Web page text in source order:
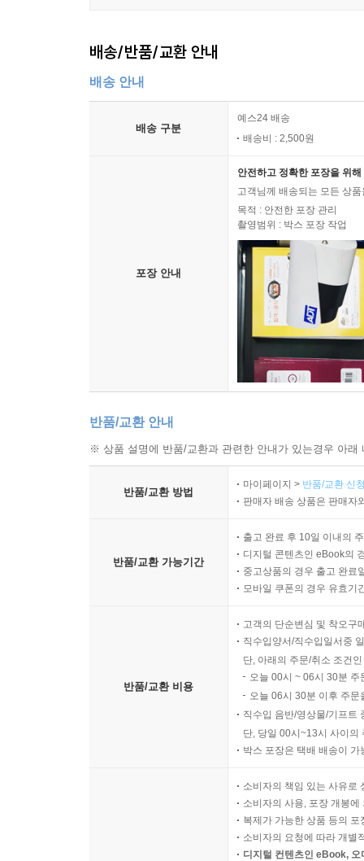
배송/반품/교환 안내
배송 안내
배송 구분
예스24 배송
배송비 : 2,500원
포장 안내
안전하고 정확한 포장을 위
고객님께 배송되는 모든 상
목적 : 안전한 포장 관리
촬영범위 : 박스 포장 작업
반품/교환 안내
※ 상품 설명에 반품/교환과 관련한 안내가 있는경우 아
반품/교환 방법
마이페이지 > 반품/교환 신
판매자 배송 상품은 판매자
반품/교환 가능기간
출고 완료 후 10일 이내의
디지털 콘텐츠인 eBook의
중고상품의 경우 출고 완료
모바일 쿠폰의 경우 유효기
반품/교환 비용
고객의 단순변심 및 착오구
직수입양서/직수입일서중
단, 아래의 주문/취소 조건
오늘 00시 ~ 06시 30분
오늘 06시 30분 이후 주
직수입 음반/영상물/기프트
단, 당일 00시~13시 사이의
박스 포장은 택배 배송이
소비자의 책임 있는 사유로
소비자의 사용, 포장 개봉
복제가 가능한 상품 등의
소비자의 요청에 따라 개별
디지털 컨텐츠인 eBook,